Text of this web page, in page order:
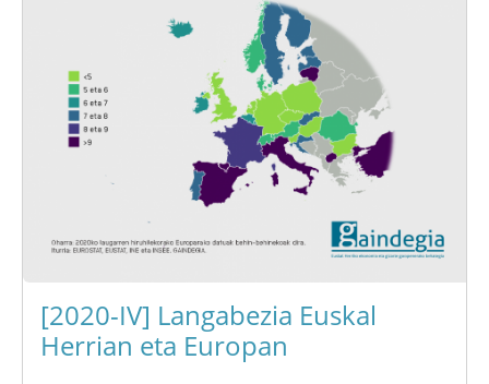
[2020-IV] Langabezia Euskal
Herrian eta Europan